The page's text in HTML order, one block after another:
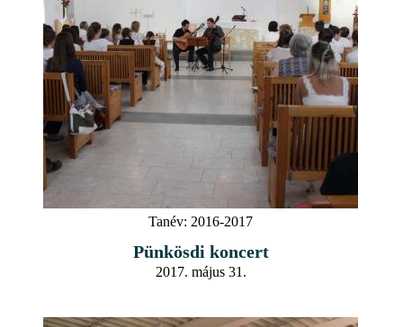
Tanév: 2016-2017
Pünkösdi koncert
2017. május 31.